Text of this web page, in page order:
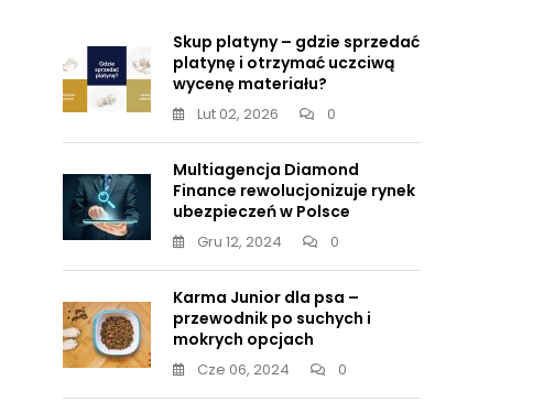
Skup platyny – gdzie sprzedać
platynę i otrzymać uczciwą
wycenę materiału?
Lut 02, 2026 0
Multiagencja Diamond
Finance rewolucjonizuje rynek
ubezpieczeń w Polsce
Gru 12, 2024 0
Karma Junior dla psa –
przewodnik po suchych i
mokrych opcjach
Cze 06, 2024 0